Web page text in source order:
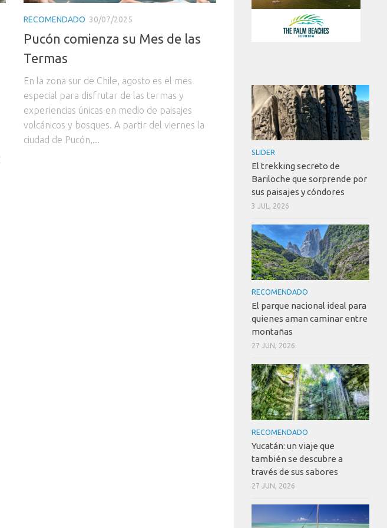
RECOMENDADO 30/07/2025
Pucón comienza su Mes de las
Termas
En la zona sur de Chile, agosto es el mes
especial para disfrutar de las termas y
experiencias únicas en medio de paisajes
volcánicos y bosques. A partir del viernes la
ciudad de Pucón,...
SLIDER
El trekking secreto de
Bariloche que sorprende por
sus paisajes y cóndores
3 JUL, 2026
RECOMENDADO
El parque nacional ideal para
quienes aman caminar entre
montañas
27 JUN, 2026
RECOMENDADO
Yucatán: un viaje que
también se descubre a
través de sus sabores
27 JUN, 2026